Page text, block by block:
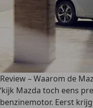
Review – Waarom de
‘kijk Mazda toch eens
benzinemotor. Eerst